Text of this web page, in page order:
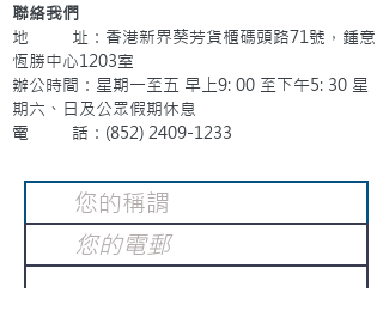
聯絡我們
地 址：香港新界葵芳貨櫃碼頭路71號，鍾意
恆勝中心1203室
辦公時間：星期一至五 早上9: 00 至下午5: 30 星
期六、日及公眾假期休息
電 話：(852) 2409-1233